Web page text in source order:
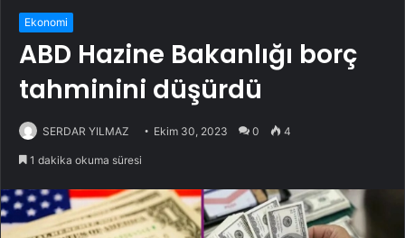
Ekonomi
ABD Hazine Bakanlığı borç
tahminini düşürdü
SERDAR YILMAZ Ekim 30, 2023 0 4
1 dakika okuma süresi